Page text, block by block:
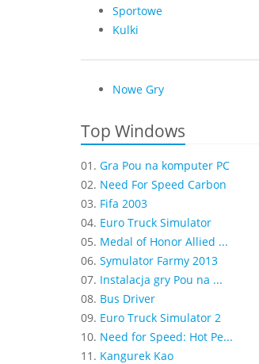
Sportowe
Kulki
Nowe Gry
Top Windows
01. Gra Pou na komputer PC
02. Need For Speed Carbon
03. Fifa 2003
04. Euro Truck Simulator
05. Medal of Honor Allied ...
06. Symulator Farmy 2013
07. Instalacja gry Pou na ...
08. Bus Driver
09. Euro Truck Simulator 2
10. Need for Speed: Hot Pe...
11. Kangurek Kao